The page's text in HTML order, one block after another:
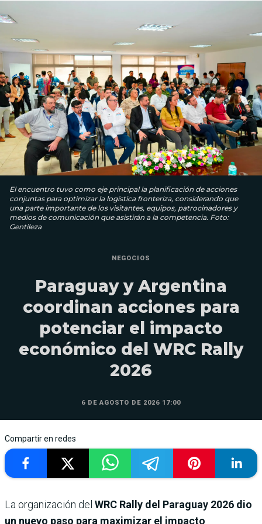
El encuentro tuvo como eje principal la planificación de acciones
conjuntas para optimizar la logística fronteriza, considerando que
una parte importante de los visitantes, equipos, patrocinadores y
medios de comunicación que asistirán a la competencia. Foto:
Gentileza
NEGOCIOS
Paraguay y Argentina
coordinan acciones para
potenciar el impacto
económico del WRC Rally
2026
6 DE AGOSTO DE 2026 17:00
Compartir en redes
La organización del WRC Rally del Paraguay 2026 dio
un nuevo paso para maximizar el impacto